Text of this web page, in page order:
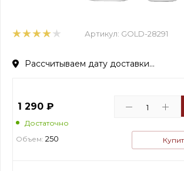
Артикул: GOLD-28291
Рассчитываем дату доставки...
1 290 ₽
Достаточно
Объем: 250